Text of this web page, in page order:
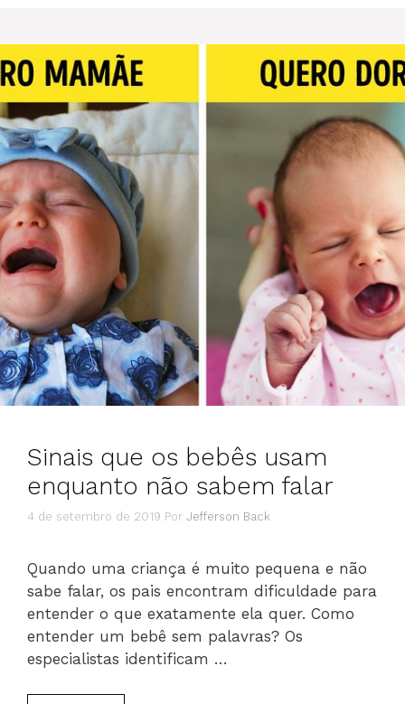
Sinais que os bebês usam
enquanto não sabem falar
4 de setembro de 2019 Por Jefferson Back
Quando uma criança é muito pequena e não
sabe falar, os pais encontram dificuldade para
entender o que exatamente ela quer. Como
entender um bebê sem palavras? Os
especialistas identificam …